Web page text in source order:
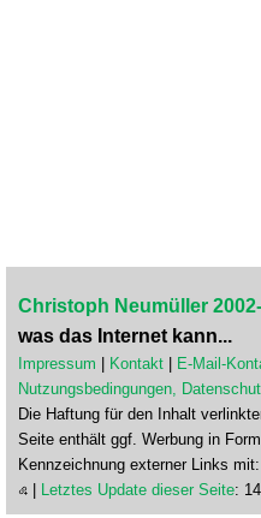
Christoph Neumüller
was das Internet kann...
Impressum | Kontakt | E-Mail-
Nutzungsbedingungen,
Die Haftung für den Inhalt
Seite enthält ggf. Werbung in
Kennzeichnung externer Links mit:
| Letztes Update dieser Seite: